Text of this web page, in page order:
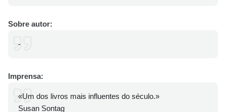
Sobre autor:
-
Imprensa:
«Um dos livros mais influentes do século.»
Susan Sontag